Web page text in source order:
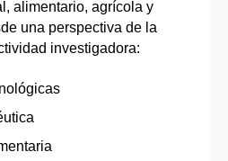
alimentario, agrícola y
una perspectiva de la
investigadora: